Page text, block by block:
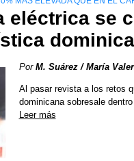
eléctrica se
Por M. Suárez / María
Al pasar revista a los retos
dominicana sobresale
Leer más